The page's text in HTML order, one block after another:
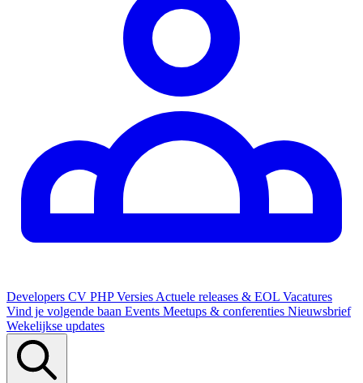
Developers CV PHP Versies Actuele releases & EOL Vacatures
Vind je volgende baan Events Meetups & conferenties Nieuwsbrief
Wekelijkse updates